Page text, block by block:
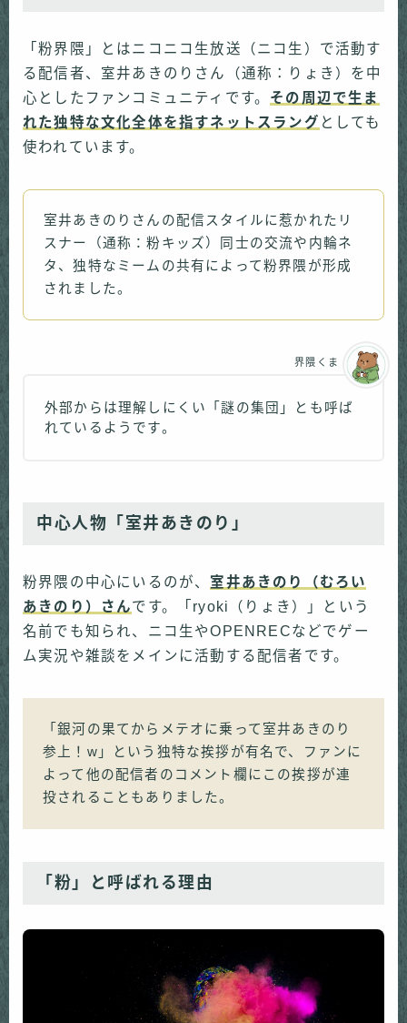
「粉界隈」とはニコニコ生放送（ニコ生）で活動す
る配信者、室井あきのりさん（通称：りょき）を中
心としたファンコミュニティです。 その周辺で生ま
れた独特な文化全体を指すネットスラング としても
使われています。
室井あきのりさんの配信スタイルに惹かれたリ
スナー（通称：粉キッズ）同士の交流や内輪ネ
タ、独特なミームの共有によって粉界隈が形成
されました。
外部からは理解しにくい「謎の集団」とも呼ば
れているようです。
界隈くま
中心人物「室井あきのり」
粉界隈の中心にいるのが、 室井あきのり（むろい
あきのり）さんです。「ryoki（りょき）」という
名前でも知られ、ニコ生やOPENRECなどでゲー
ム実況や雑談をメインに活動する配信者です。
「銀河の果てからメテオに乗って室井あきのり
参上！w」という独特な挨拶が有名で、ファンに
よって他の配信者のコメント欄にこの挨拶が連
投されることもありました。
「粉」と呼ばれる理由